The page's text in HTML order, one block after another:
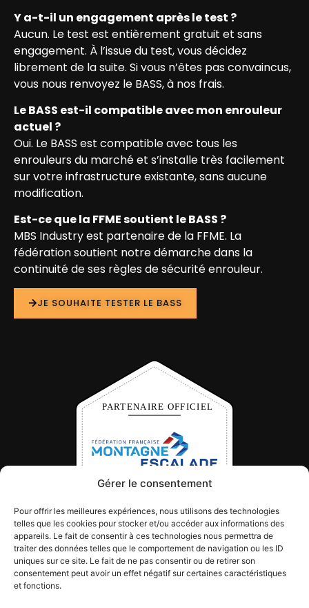
Gérer le consentement
Pour offrir les meilleures expériences, nous utilisons des technologies
telles que les cookies pour stocker et/ou accéder aux informations des
appareils. Le fait de consentir à ces technologies nous permettra de
traiter des données telles que le comportement de navigation ou les ID
uniques sur ce site. Le fait de ne pas consentir ou de retirer son
consentement peut avoir un effet négatif sur certaines caractéristiques
et fonctions.
Y a-t-il un engagement après le test ?
Aucun. Le test est entièrement gratuit et sans
engagement. À l’issue du test, vous décidez
librement de la suite. Si vous n’êtes pas convaincus,
vous nous renvoyez le BASS, à nos frais.
Le BASS est-il compatible avec mon enrouleur
actuel ?
Oui. Le BASS est compatible avec tous les
enrouleurs du marché et s’installe très facilement
sur votre infrastructure existante, sans aucune
modification.
Est-ce que la FFME soutient le BASS ?
MBS Industry est partenaire de la FFME. La
fédération soutient notre démarche dans la
continuité de ses règles de sécurité enrouleur.
JE SOUHAITE TESTER LE BASS
MBS INDUSTRY EST PARTENAIRE OFFICIEL DE
LA FÉDÉRATION FRANÇAISE DE LA